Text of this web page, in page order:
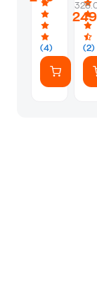
Μπαούλο
(4) (2)
249